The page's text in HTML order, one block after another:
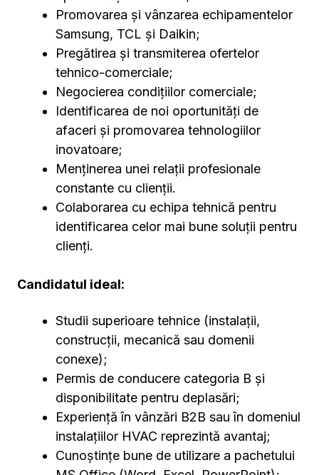
Promovarea și vânzarea echipamentelor
Samsung, TCL și Daikin;
Pregătirea și transmiterea ofertelor
tehnico-comerciale;
Negocierea condițiilor comerciale;
Identificarea de noi oportunități de
afaceri și promovarea tehnologiilor
inovatoare;
Menținerea unei relații profesionale
constante cu clienții.
Colaborarea cu echipa tehnică pentru
identificarea celor mai bune soluții pentru
clienți.
Candidatul ideal:
Studii superioare tehnice (instalații,
construcții, mecanică sau domenii
conexe);
Permis de conducere categoria B și
disponibilitate pentru deplasări;
Experiență în vânzări B2B sau în domeniul
instalațiilor HVAC reprezintă avantaj;
Cunoștințe bune de utilizare a pachetului